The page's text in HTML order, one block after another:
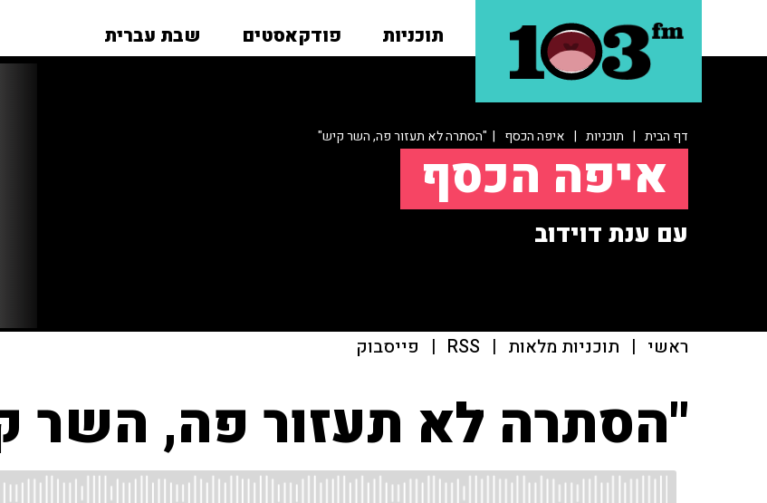
תוכניות פודקאסטים שבת עברית
דף הבית | תוכניות | איפה הכסף | "הסתרה לא תעזור פה, השר קיש"
איפה הכסף
עם ענת דוידוב
ראשי | תוכניות מלאות |
RSS
| פייסבוק
"הסתרה לא תעזור פה, השר